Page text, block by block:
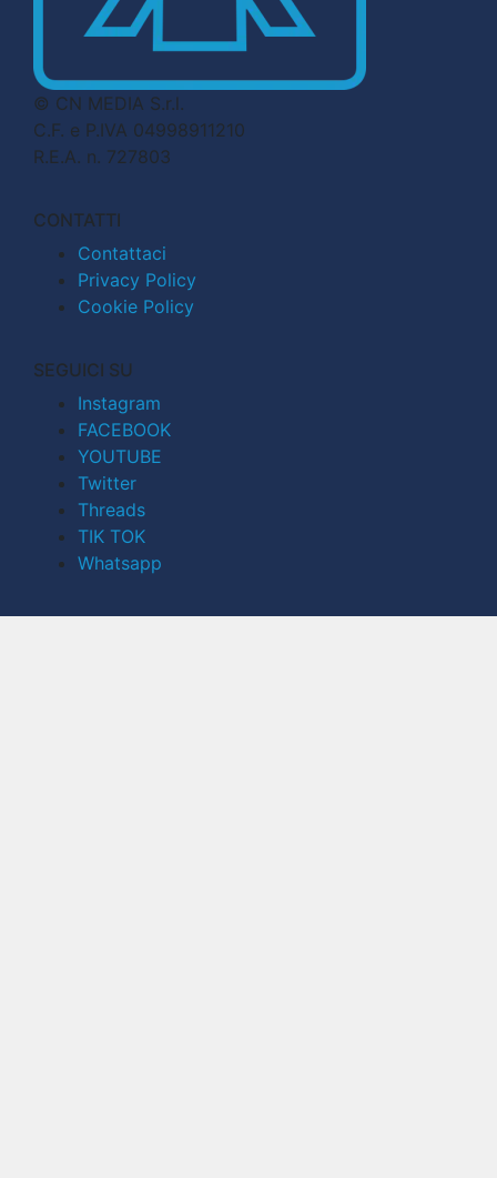
© CN MEDIA S.r.l.
C.F. e P.IVA 04998911210
R.E.A. n. 727803
CONTATTI
Contattaci
Privacy Policy
Cookie Policy
SEGUICI SU
Instagram
FACEBOOK
YOUTUBE
Twitter
Threads
TIK TOK
Whatsapp